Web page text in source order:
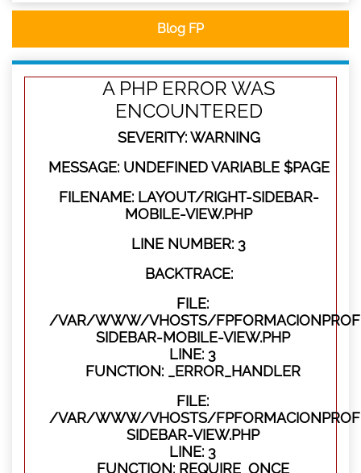
Blog FP
A PHP ERROR WAS
ENCOUNTERED
SEVERITY: WARNING
MESSAGE: UNDEFINED VARIABLE $PAGE
FILENAME: LAYOUT/RIGHT-SIDEBAR-
MOBILE-VIEW.PHP
LINE NUMBER: 3
BACKTRACE:
FILE:
/VAR/WWW/VHOSTS/
SIDEBAR-MOBILE-VIEW.PHP
LINE: 3
FUNCTION: _ERROR_HANDLER
FILE:
/VAR/WWW/VHOSTS/
SIDEBAR-VIEW.PHP
LINE: 3
FUNCTION: REQUIRE_ONCE